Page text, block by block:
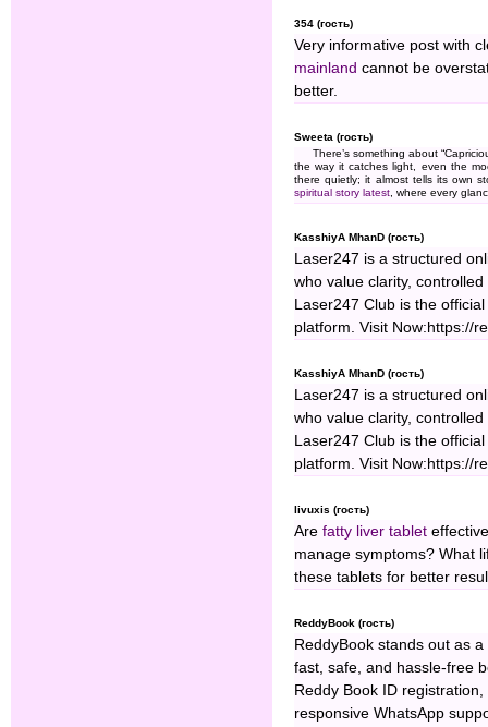
354 (гость)
Very informative post with
mainland cannot be
better.
Sweeta (гость)
There’s something about
the way it catches light, even the
there quietly; it almost tells its own
spiritual story latest , where every
KasshiyA MhanD (гость)
Laser247 is a structured
who value clarity,
Laser247 Club is the
platform. Visit Now:https://
KasshiyA MhanD (гость)
Laser247 is a structured
who value clarity,
Laser247 Club is the
platform. Visit Now:https://
livuxis (гость)
Are fatty liver tablet
manage symptoms? What
these tablets for better
ReddyBook (гость)
ReddyBook stands out as
fast, safe, and hassle-free
Reddy Book ID
responsive WhatsApp